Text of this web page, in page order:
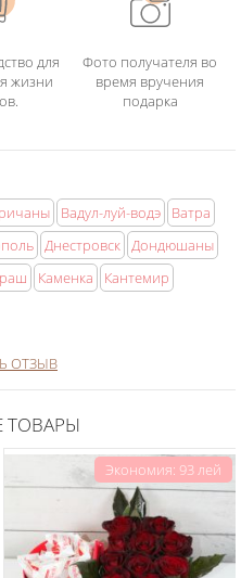
для
жизни
Фото получателя во
время вручения
подарка
Вадул-луй-водэ
Ватра
Днестровск Дондюшаны
Каменка
Кантемир
ОТЗЫВ
ТОВАРЫ
Экономия: 93 лей